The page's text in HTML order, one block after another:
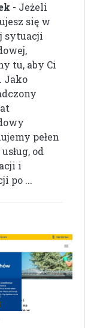
- Jeżeli
się w
sytuacji
tu, aby Ci
Jako
pełen
od
i
po ...